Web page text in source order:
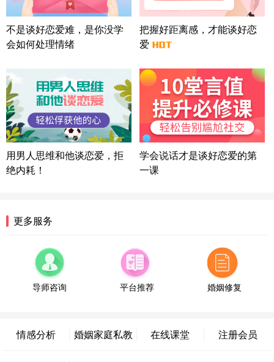
上海-浦东 177****9074
56分钟前
微信用户 Liberty 通过此页面咨询，已获得专属情感
方案
广东-广州 188****5632
湖北-武汉 135****7410
41分钟前
微信用户 困困魚? 通过此页面咨询，已获得专属情感
方案
陕西-西安 139****6283
3分钟前
情感方案
浙江-宁波 150****8921
福建-厦门 159****4462
53分钟前
微信用户 凌乱小羊 通过此页面咨询，已获得专属情
辽宁-大连 176****2843
39分钟前
不是谈好恋爱难，是你没学
会如何处理情绪
把握好距离感，才能谈好恋
爱
用男人思维和他谈恋爱，拒
绝内耗！
学会说话才是谈好恋爱的第
一课
更多服务
导师咨询 平台推荐 婚姻修复
情感分析 婚姻家庭私教 在线课堂 注册会员